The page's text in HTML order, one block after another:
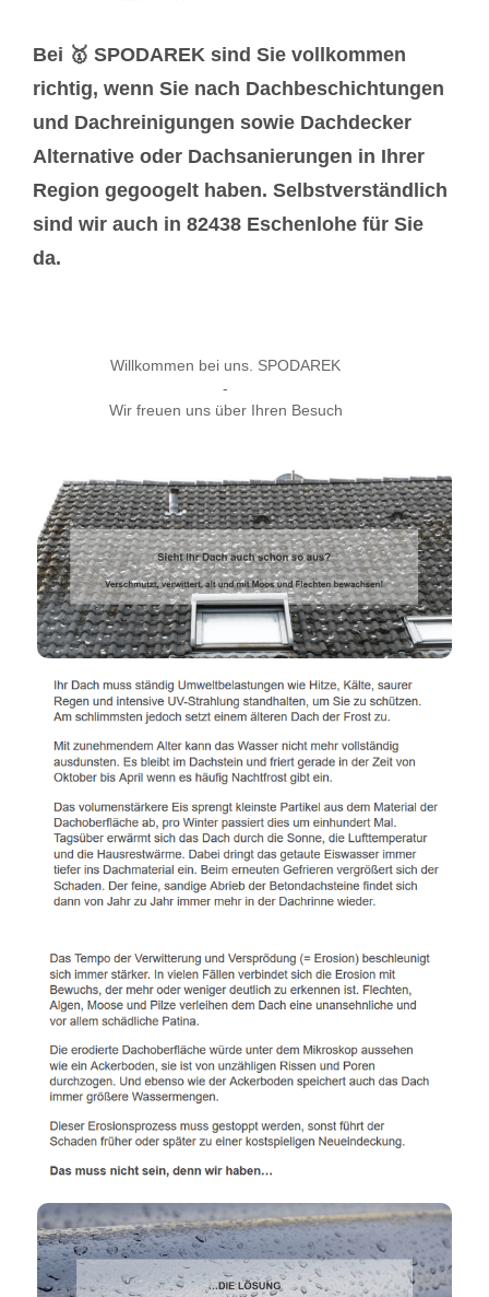
Bei 🥇 SPODAREK sind Sie vollkommen
richtig, wenn Sie nach Dachbeschichtungen
und Dachreinigungen sowie Dachdecker
Alternative oder Dachsanierungen in Ihrer
Region gegoogelt haben. Selbstverständlich
sind wir auch in 82438 Eschenlohe für Sie
da.
Willkommen bei uns. SPODAREK
-
Wir freuen uns über Ihren Besuch